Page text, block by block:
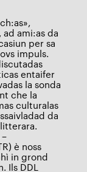
ad ami:as da
per sa
impuls.
entaifer
la sonda
che la
culturalas
da
è noss
in grond
Ils DDL